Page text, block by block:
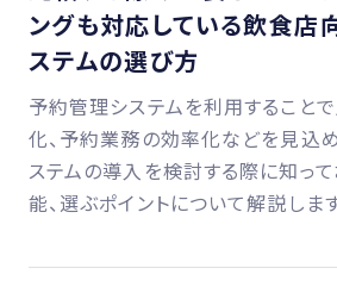
ングも対応している飲食店
ステムの選び方
予約管理システムを利用すること
化、予約業務の効率化などを見込
ステムの導入を検討する際に知っ
能、選ぶポイントについて解説します